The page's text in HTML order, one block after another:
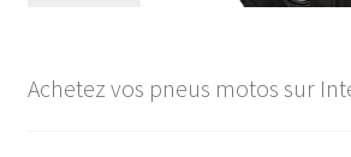
Achetez vos pneus motos sur